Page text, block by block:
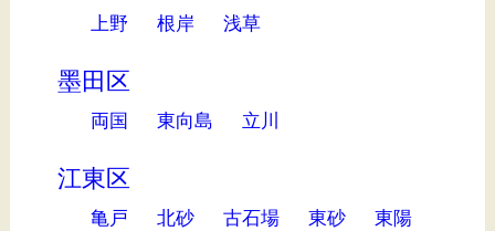
上野 根岸 浅草
墨田区
両国 東向島 立川
江東区
亀戸 北砂 古石場 東砂 東陽